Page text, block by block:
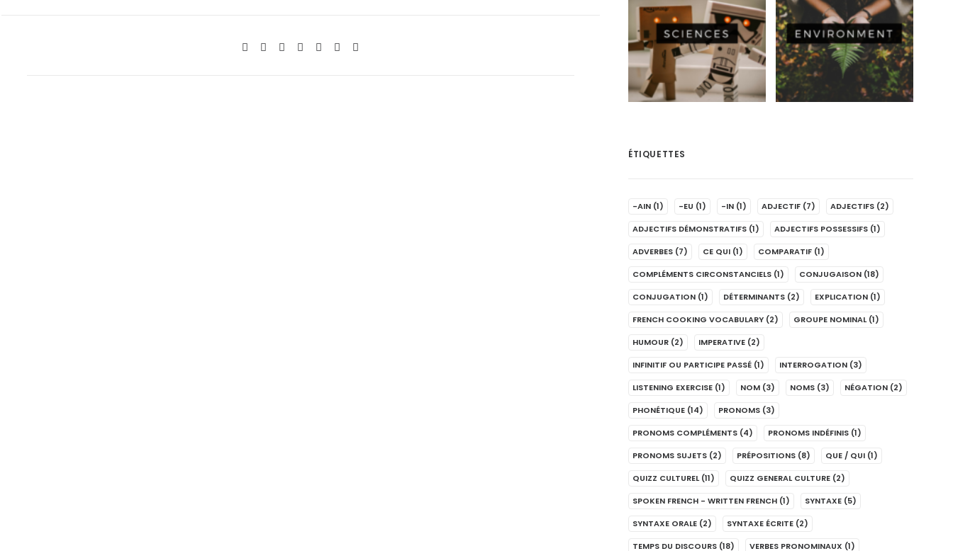
ÉTIQUETTES
-AIN (1) -EU (1) -IN (1) ADJECTIF (7) ADJECTIFS (2)
ADJECTIFS DÉMONSTRATIFS (1) ADJECTIFS POSSESSIFS (1)
ADVERBES (7) CE QUI (1) COMPARATIF (1)
COMPLÉMENTS CIRCONSTANCIELS (1) CONJUGAISON (18)
CONJUGATION (1) DÉTERMINANTS (2) EXPLICATION (1)
FRENCH COOKING VOCABULARY (2) GROUPE NOMINAL (1)
HUMOUR (2) IMPERATIVE (2)
INFINITIF OU PARTICIPE PASSÉ (1) INTERROGATION (3)
LISTENING EXERCISE (1) NOM (3) NOMS (3) NÉGATION (2)
PHONÉTIQUE (14) PRONOMS (3)
PRONOMS COMPLÉMENTS (4) PRONOMS INDÉFINIS (1)
PRONOMS SUJETS (2) PRÉPOSITIONS (8) QUE / QUI (1)
QUIZZ CULTUREL (11) QUIZZ GENERAL CULTURE (2)
SPOKEN FRENCH - WRITTEN FRENCH (1) SYNTAXE (5)
SYNTAXE ORALE (2) SYNTAXE ÉCRITE (2)
TEMPS DU DISCOURS (18) VERBES PRONOMINAUX (1)